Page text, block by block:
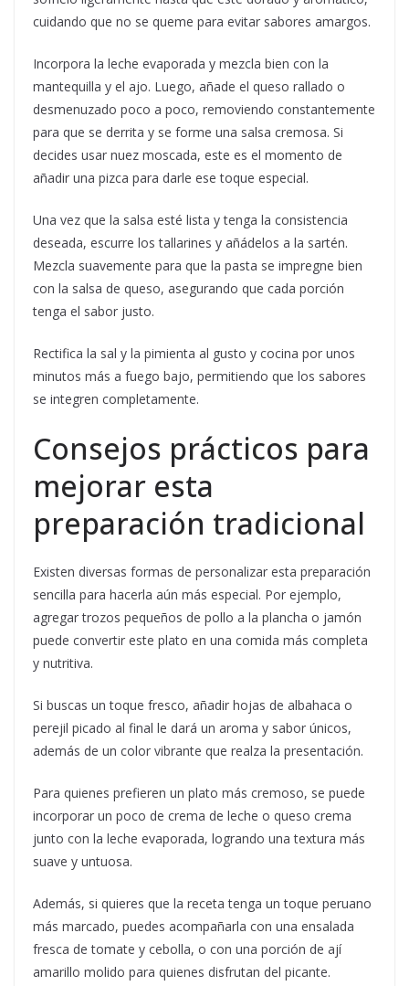
cuidando que no se queme para evitar sabores amargos.
Incorpora la leche evaporada y mezcla bien con la
mantequilla y el ajo. Luego, añade el queso rallado o
desmenuzado poco a poco, removiendo constantemente
para que se derrita y se forme una salsa cremosa. Si
decides usar nuez moscada, este es el momento de
añadir una pizca para darle ese toque especial.
Una vez que la salsa esté lista y tenga la consistencia
deseada, escurre los tallarines y añádelos a la sartén.
Mezcla suavemente para que la pasta se impregne bien
con la salsa de queso, asegurando que cada porción
tenga el sabor justo.
Rectifica la sal y la pimienta al gusto y cocina por unos
minutos más a fuego bajo, permitiendo que los sabores
se integren completamente.
Consejos prácticos para
mejorar esta
preparación tradicional
Existen diversas formas de personalizar esta preparación
sencilla para hacerla aún más especial. Por ejemplo,
agregar trozos pequeños de pollo a la plancha o jamón
puede convertir este plato en una comida más completa
y nutritiva.
Si buscas un toque fresco, añadir hojas de albahaca o
perejil picado al final le dará un aroma y sabor únicos,
además de un color vibrante que realza la presentación.
Para quienes prefieren un plato más cremoso, se puede
incorporar un poco de crema de leche o queso crema
junto con la leche evaporada, logrando una textura más
suave y untuosa.
Además, si quieres que la receta tenga un toque peruano
más marcado, puedes acompañarla con una ensalada
fresca de tomate y cebolla, o con una porción de ají
amarillo molido para quienes disfrutan del picante.